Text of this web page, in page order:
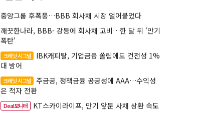
중앙그룹 후폭풍…BBB 회사채 시장 얼어붙었다
깨끗한나라, BBB- 강등에 회사채 고비…한 달 뒤 '만기
폭탄'
크레딧 시그널
IBK캐피탈, 기업금융 쏠림에도 건전성 1%
대 방어
크레딧 시그널
주금공, 정책금융 공공성에 AAA…수익성
은 적자 전환
Deal모니터 KT스카이라이프, 만기 앞둔 사채 상환 속도